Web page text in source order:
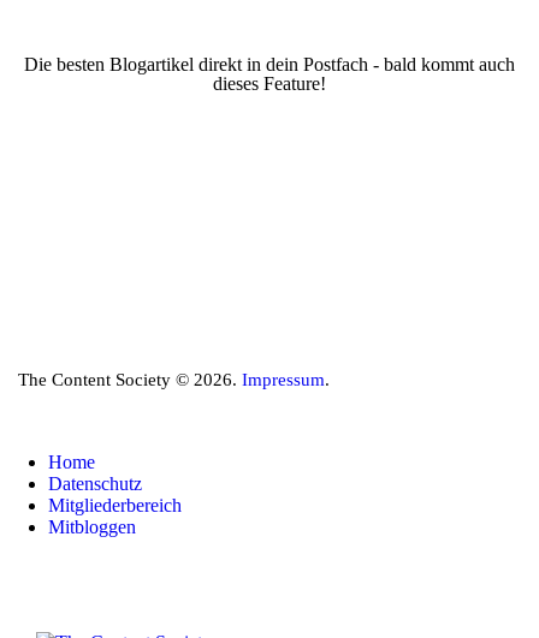
Die besten Blogartikel direkt in dein Postfach - bald kommt auch
dieses Feature!
The Content Society © 2026. Impressum.
Home
Datenschutz
Mitgliederbereich
Mitbloggen